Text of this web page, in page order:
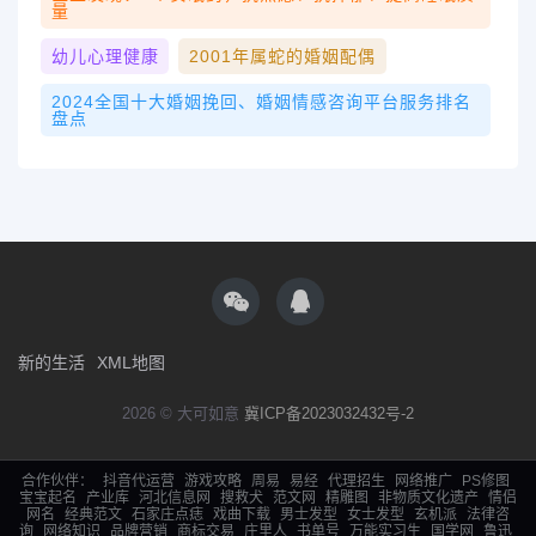
量
幼儿心理健康 2001年属蛇的婚姻配偶
2024全国十大婚姻挽回、婚姻情感咨询平台服务排名
盘点
新的生活 XML地图
2026 © 大可如意 冀ICP备2023032432号-2
合作伙伴： 抖音代运营 游戏攻略 周易 易经 代理招生 网络推广
PS修图
宝宝起名
产业库 河北信息网 搜救犬 范文网 精雕图 非物质文化遗产
情侣
网名
经典范文 石家庄点痣 戏曲下载 男士发型 女士发型 玄机派
法律咨
询
网络知识 品牌营销 商标交易 庄里人 书单号 万能实习生 国学网 鲁迅